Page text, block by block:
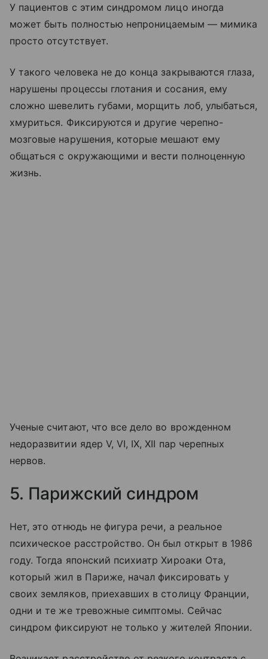
У пациентов с этим синдромом лицо иногда
может быть полностью непроницаемым — мимика
просто отсутствует.
У такого человека не до конца закрываются глаза,
нарушены процессы глотания и сосания, ему
сложно шевелить губами, морщить лоб, улыбаться,
хмуриться. Фиксируются и другие черепно-
мозговые нарушения, которые мешают ему
общаться с окружающими и вести полноценную
жизнь.
Ученые считают, что все дело во врожденном
недоразвитии ядер V, VI, IX, XII пар черепных
нервов.
5. Парижский синдром
Нет, это отнюдь не фигура речи, а реальное
психическое расстройство. Он был открыт в 1986
году. Тогда японский психиатр Хироаки Ота,
который жил в Париже, начал фиксировать у
своих земляков, приехавших в столицу Франции,
одни и те же тревожные симптомы. Сейчас
синдром фиксируют не только у жителей Японии.